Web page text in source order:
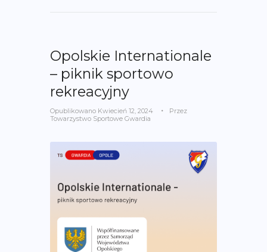
Opolskie Internationale
– piknik sportowo
rekreacyjny
Opublikowano Kwiecień 12, 2024
Przez
Towarzystwo Sportowe Gwardia